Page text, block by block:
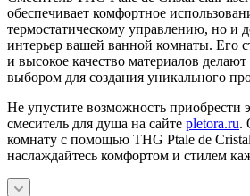
обеспечивает комфортное
термостатическому управлению, но и
интерьер вашей ванной комнаты. Его
и высокое качество материалов
выбором для создания уникального
Не упустите возможность приобрести
смеситель для душа на сайте pletora.ru.
комнату с помощью THG Ptale de
наслаждайтесь комфортом и стилем